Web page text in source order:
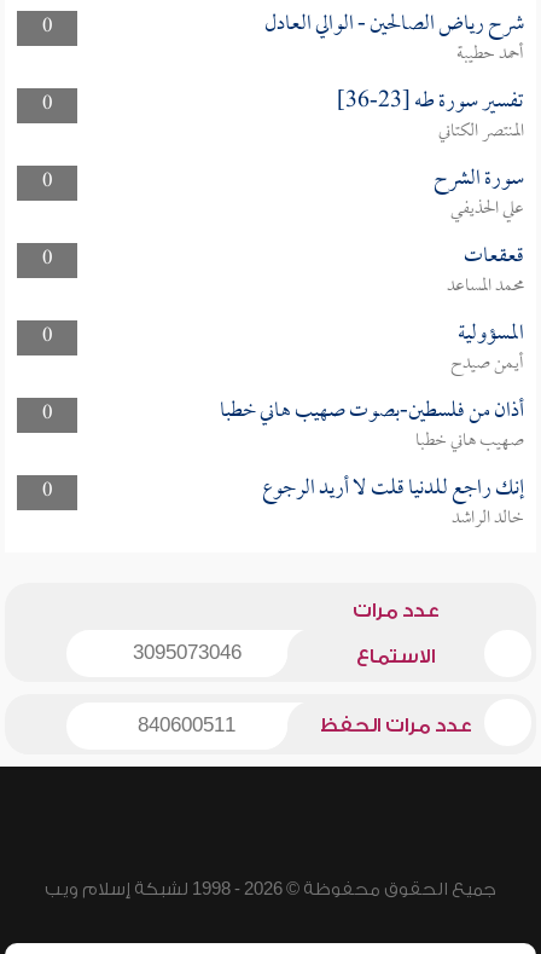
0
شرح رياض الصالحين - الوالي العادل
أحمد حطيبة
0
تفسير سورة طه [23-36]
المنتصر الكتاني
0
سورة الشرح
علي الحذيفي
0
قعقعات
محمد المساعد
0
المسؤولية
أيمن صيدح
0
أذان من فلسطين-بصوت صهيب هاني خطبا
صهيب هاني خطبا
0
إنك راجع للدنيا قلت لا أريد الرجوع
خالد الراشد
عدد مرات
الاستماع 3095073046
عدد مرات الحفظ 840600511
جميع الحقوق محفوظة © 2026 - 1998 لشبكة إسلام ويب